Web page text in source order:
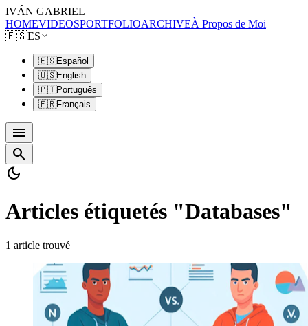
IVÁN GABRIEL
HOMEVIDEOSPORTFOLIOARCHIVEÀ Propos de Moi
🇪🇸ES
🇪🇸Español
🇺🇸English
🇵🇹Português
🇫🇷Français
menu
search
dark_mode
Articles étiquetés "Databases"
1 article trouvé